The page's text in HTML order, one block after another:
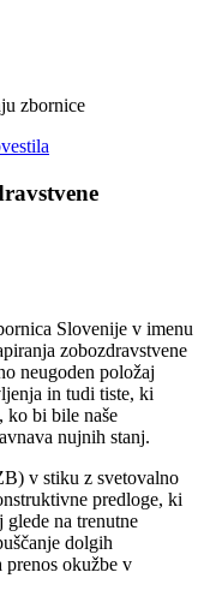
zbornice
Slovenije v imenu
zobozdravstvene
neugoden položaj
in tudi tiste, ki
ko bi bile naše
nujnih stanj.
v stiku z svetovalno
predloge, ki
na trenutne
dolgih
okužbe v